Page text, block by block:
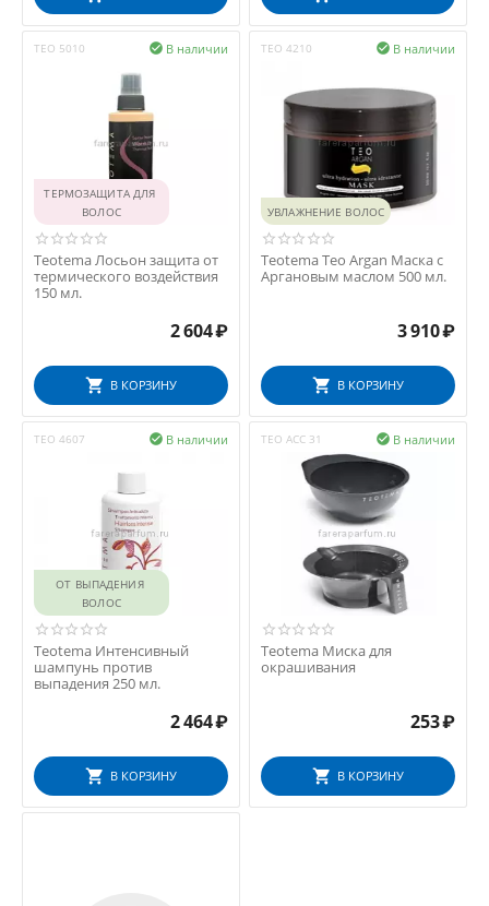
TEO 5010 В наличии

ТЕРМОЗАЩИТА ДЛЯ
ВОЛОС
Teotema Лосьон защита от
термического воздействия
150 мл.
2 604₽
В КОРЗИНУ
TEO 4210 В наличии

УВЛАЖНЕНИЕ ВОЛОС
Teotema Teo Argan Маска с
Аргановым маслом 500 мл.
3 910₽
В КОРЗИНУ
TEO 4607 В наличии

ОТ ВЫПАДЕНИЯ
ВОЛОС
Teotema Интенсивный
шампунь против
выпадения 250 мл.
2 464₽
В КОРЗИНУ
TEO ACC 31 В наличии

Teotema Миска для
окрашивания
253₽
В КОРЗИНУ